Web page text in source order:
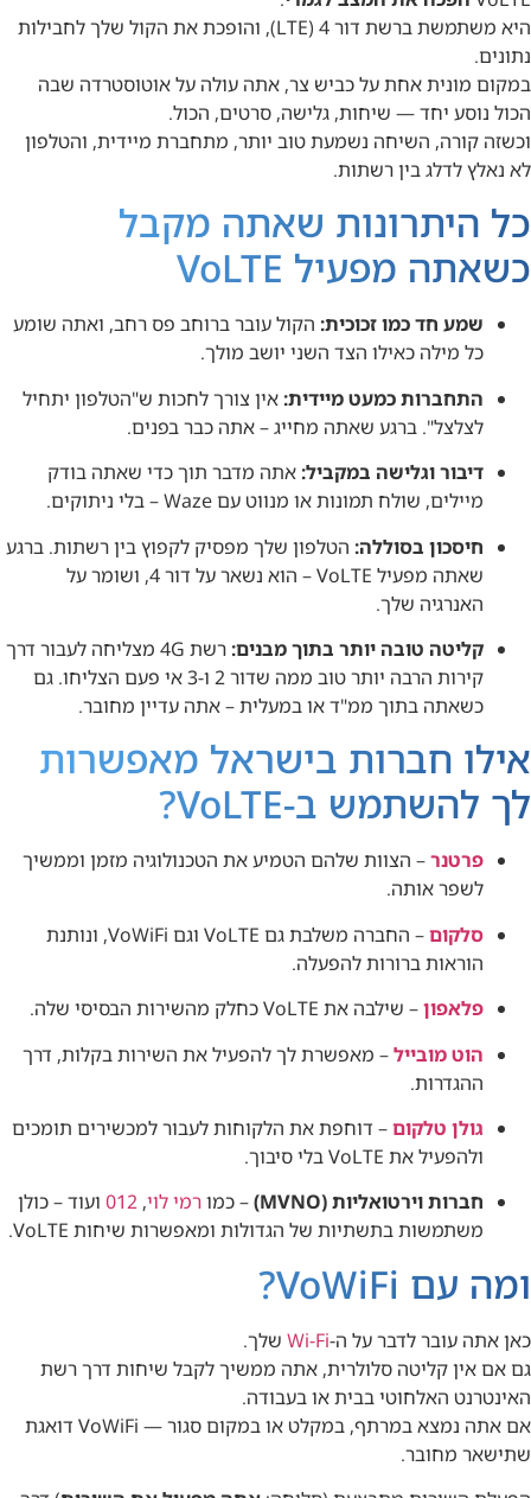
היא משתמשת ברשת דור 4 (LTE), והופכת את הקול שלך לחבילות
נתונים.
במקום מונית אחת על כביש צר, אתה עולה על אוטוסטרדה שבה
הכול נוסע יחד — שיחות, גלישה, סרטים, הכול.
וכשזה קורה, השיחה נשמעת טוב יותר, מתחברת מיידית, והטלפון
לא נאלץ לדלג בין רשתות.
כל היתרונות שאתה מקבל
כשאתה מפעיל VoLTE
שמע חד כמו זכוכית: הקול עובר ברוחב פס רחב, ואתה שומע
כל מילה כאילו הצד השני יושב מולך.
התחברות כמעט מיידית: אין צורך לחכות ש"הטלפון יתחיל
לצלצל". ברגע שאתה מחייג – אתה כבר בפנים.
דיבור וגלישה במקביל: אתה מדבר תוך כדי שאתה בודק
מיילים, שולח תמונות או מנווט עם Waze – בלי ניתוקים.
חיסכון בסוללה: הטלפון שלך מפסיק לקפוץ בין רשתות. ברגע
שאתה מפעיל VoLTE – הוא נשאר על דור 4, ושומר על
האנרגיה שלך.
קליטה טובה יותר בתוך מבנים:
רשת 4G מצליחה לעבור דרך
קירות הרבה יותר טוב ממה שדור 2 ו-3 אי פעם הצליחו. גם
כשאתה בתוך ממ"ד או במעלית – אתה עדיין מחובר.
אילו חברות בישראל מאפשרות
לך להשתמש ב-VoLTE?
פרטנר– הצוות שלהם הטמיע את הטכנולוגיה מזמן וממשיך
לשפר אותה.
סלקום
– החברה משלבת גם VoLTE וגם VoWiFi, ונותנת
הוראות ברורות להפעלה.
פלאפון– שילבה את VoLTE כחלק מהשירות הבסיסי שלה.
הוט מובייל– מאפשרת לך להפעיל את השירות בקלות, דרך
ההגדרות.
גולן טלקום– דוחפת את הלקוחות לעבור למכשירים תומכים
ולהפעיל את VoLTE בלי סיבוך.
חברות וירטואליות (MVNO)
– כמורמי לוי,
012 ועוד – כולן
משתמשות בתשתיות של הגדולות ומאפשרות שיחות VoLTE.
ומה עם VoWiFi?
כאן אתה עובר לדבר על ה-Wi-Fi שלך.
גם אם אין קליטה סלולרית, אתה ממשיך לקבל שיחות דרך רשת
האינטרנט האלחוטי בבית או בעבודה.
אם אתה נמצא במרתף, במקלט או במקום סגור — VoWiFi דואגת
שתישאר מחובר.